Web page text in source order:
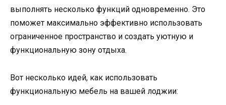
выполнять несколько функций одновременно. Это
поможет максимально эффективно использовать
ограниченное пространство и создать уютную и
функциональную зону отдыха.
Вот несколько идей, как использовать
функциональную мебель на вашей лоджии: